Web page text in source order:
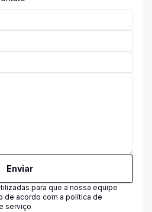
Enviar
para que a nossa equipe
de acordo com a política de
serviço